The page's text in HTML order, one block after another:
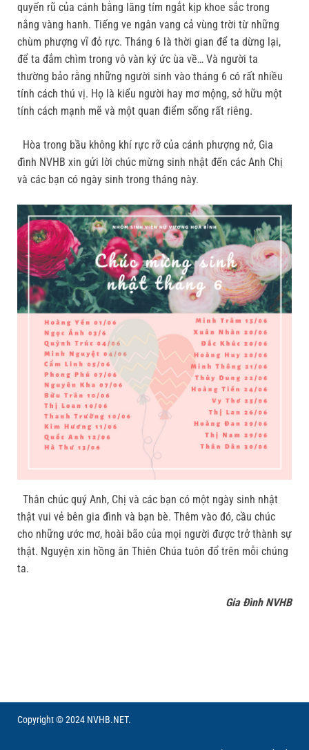
quyến rũ của cánh bằng lăng tím ngắt kịp khoe sắc trong
nắng vàng hanh. Tiếng ve ngân vang cả vùng trời từ những
chùm phượng vĩ đỏ rực. Tháng 6 là thời gian để ta dừng lại,
để ta đắm chìm trong vô vàn ký ức ùa về… Và người ta
thường bảo rằng những người sinh vào tháng 6 có rất nhiều
tính cách thú vị. Họ là kiểu người hay mơ mộng, sở hữu một
tính cách mạnh mẽ và một quan điểm sống rất riêng.
Hòa trong bầu không khí rực rỡ của cánh phượng nở, Gia
đình NVHB xin gửi lời chúc mừng sinh nhật đến các Anh Chị
và các bạn có ngày sinh trong tháng này.
Thân chúc quý Anh, Chị và các bạn có một ngày sinh nhật
thật vui vẻ bên gia đình và bạn bè. Thêm vào đó, cầu chúc
cho những ước mơ, hoài bão của mọi người được trở thành sự
thật. Nguyện xin hồng ân Thiên Chúa tuôn đổ trên mỗi chúng
ta.
Gia Đình NVHB
Copyright © 2024 NVHB.NET.